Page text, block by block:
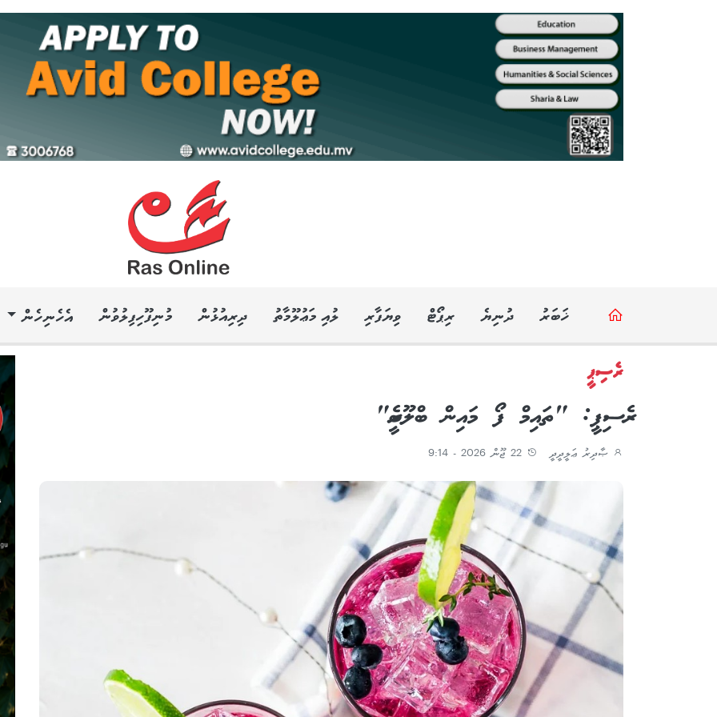
ޚަބަރު ދުނިޔެ ރިޕޯޓް ވިޔަފާރި ލުއި މަޢުލޫމާތު ދިރިއުޅުން މުނިފޫހިފިލުވުން އެހެނިހެން
ރެސިޕީ
ރެސިޕީ: "ތައިމް ފޯ މައިން ބްލޫބެރީ"
ޞާދިރު ޢަލީދީދީ